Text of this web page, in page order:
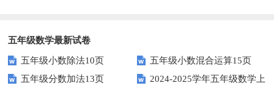
五年级数学最新试卷
五年级小数除法10页
五年级小数混合运算15页
五年级分数加法13页
2024-2025学年五年级数学上